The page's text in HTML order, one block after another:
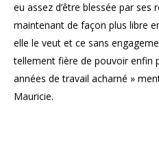
eu assez d’être blessée par ses
maintenant de façon plus libre
elle le veut et ce sans
tellement fière de pouvoir enfin
années de travail acharné »
Mauricie.